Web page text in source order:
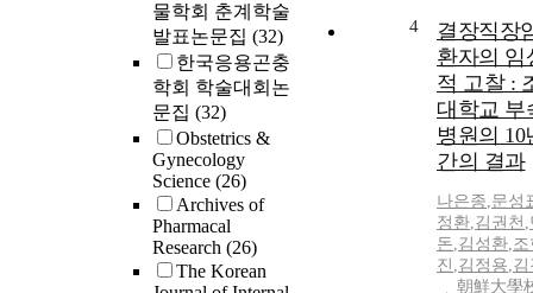
물학회 춘계학술
발표논문집 (32)
한국응용곤충
학회 학술대회논
문집 (32)
Obstetrics &
Gynecology
Science (26)
Archives of
Pharmacal
Research (26)
The Korean
4
결장직장
환자의 임
적 고찰 :
대학교 부
병원의 10
간의 결과
나은종,문성
정환,김권천 ,
돈,김성환,조
진 ,김정용,
朝鮮大學